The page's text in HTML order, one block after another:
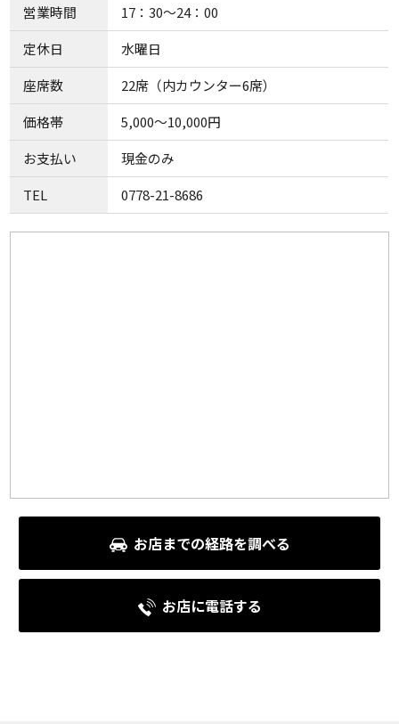
営業時間
17：30～24：00
定休日
水曜日
座席数
22席（内カウンター6席）
価格帯
5,000～10,000円
お支払い
現金のみ
TEL
0778-21-8686
お店までの経路を調べる
お店に電話する